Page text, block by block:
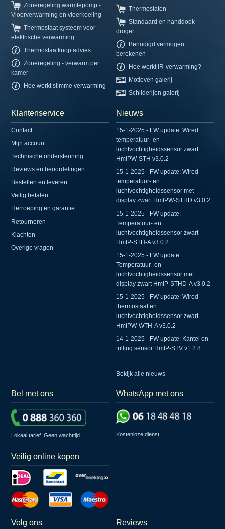
Zoneregeling warmtepomp -
Vloerverwarming en vloerkoeling
Thermostaat systeem voor
elektrische verwarming
Thermostaatknop advies
Zoneregeling - verwarm per
kamer
Hoe werkt slimme verwarming
Thermostaten
Standaard en handdoek
droger
Benodigd vermogen
berekenen
Hoe werkt IR-verwarming?
Motieven galerij
Schilderijen galerij
Klantenservice
Contact
Mijn account
Technische ondersteuning
Reviews en beoordelingen
Bestellen en leveren
Veilig betalen
Herroeping en garantie
Retourneren
Klachten
Overige vragen
Nieuws
15-1-2025 - FW update: Wired
temperatuur- en
luchtvochtigheidssensor zwart
HmIPW-STH v3.0.2
15-1-2025 - FW update: Wired
temperatuur- en
luchtvochtigheidssensor met
display zwart HmIPW-STHD v3.0.2
15-1-2025 - FW update:
Temperatuur- en
luchtvochtigheidssensor zwart
HmIP-STH-A v3.0.2
15-1-2025 - FW update:
Temperatuur- en
luchtvochtigheidssensor met
display zwart HmIP-STHD-A v3.0.2
15-1-2025 - FW update: Wired
thermostaat en
luchtvochtigheidssensor zwart
HmIPW-WTH-A v3.0.2
14-1-2025 - FW update: Kantel en
trilling sensor HmIP-STV v1.2.8
Bekijk alle nieuws
Bel met ons
Lokaal tarief. Geen wachttijd.
WhatsApp met ons
Kostenloze dienst.
Veilig online kopen
Volg ons Reviews